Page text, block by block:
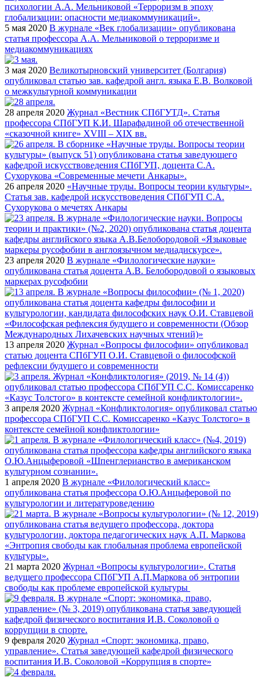
5 мая 2020 В журнале «Век глобализации» опубликована
статья профессора А.А. Мельниковой о терроризме и
медиакоммуникациях
3 мая 2020 Великотырновский университет (Болгария)
опубликовал статью зав. кафедрой англ. языка Е.В. Волковой
о межкультурной коммуникации
28 апреля 2020 Журнал «Вестник СПбГУТД». Статья
профессора СПбГУП К.И. Шарафадиной об отечественной
«сказочной книге» XVIII – XIX вв.
26 апреля 2020 «Научные труды. Вопросы теории культуры».
Статья зав. кафедрой искусствоведения СПбГУП С.А.
Сухорукова о мечетях Анкары
23 апреля 2020 В журнале «Филологические науки»
опубликована статья доцента А.В. Белобородовой о языковых
маркерах русофобии
13 апреля 2020 Журнал «Вопросы философии» опубликовал
статью доцента СПбГУП О.И. Ставцевой о философской
рефлексии будущего и современности
3 апреля 2020 Журнал «Конфликтология» опубликовал статью
профессора СПбГУП С.С. Комиссаренко «Казус Толстого» в
контексте семейной конфликтологии»
1 апреля 2020 В журнале «Филологический класс»
опубликована статья профессора О.Ю.Анцыферовой по
культурологии и литературоведению
21 марта 2020 Журнал «Вопросы культурологии». Статья
ведущего профессора СПбГУП А.П.Маркова об энтропии
свободы как проблеме европейской культуры
9 февраля 2020 Журнал «Спорт: экономика, право,
управление». Статья заведующей кафедрой физического
воспитания И.В. Соколовой «Коррупция в спорте»